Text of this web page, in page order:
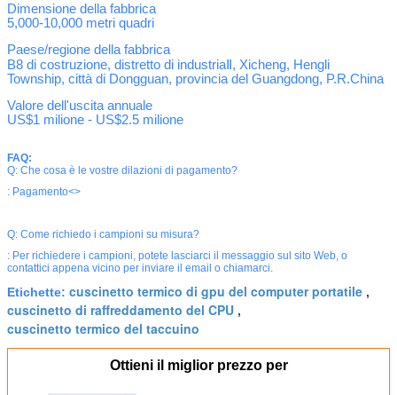
Dimensione della fabbrica
5,000-10,000 metri quadri
Paese/regione della fabbrica
B8 di costruzione, distretto di industriaⅡ, Xicheng, Hengli
Township, città di Dongguan, provincia del Guangdong, P.R.China
Valore dell'uscita annuale
US$1 milione - US$2.5 milione
FAQ:
Q: Che cosa è le vostre dilazioni di pagamento?
: Pagamento<>
Q: Come richiedo i campioni su misura?
: Per richiedere i campioni, potete lasciarci il messaggio sul sito Web, o
contattici appena vicino per inviare il email o chiamarci.
Etichette: cuscinetto termico di gpu del computer portatile ,
cuscinetto di raffreddamento del CPU ,
cuscinetto termico del taccuino
Ottieni il miglior prezzo per